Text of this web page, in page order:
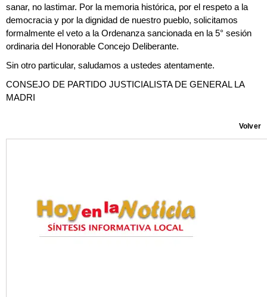
sanar, no lastimar. Por la memoria histórica, por el respeto a la
democracia y por la dignidad de nuestro pueblo, solicitamos
formalmente el veto a la Ordenanza sancionada en la 5° sesión
ordinaria del Honorable Concejo Deliberante.
Sin otro particular, saludamos a ustedes atentamente.
CONSEJO DE PARTIDO JUSTICIALISTA DE GENERAL LA
MADRI
Volver